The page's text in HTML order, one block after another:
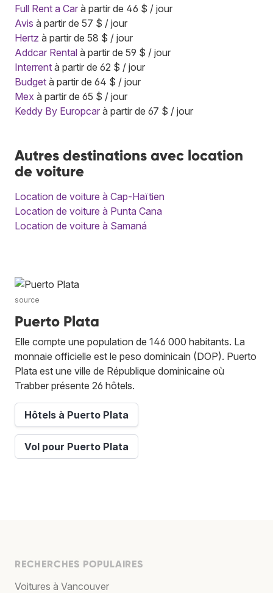
Full Rent a Car à partir de 46 $ / jour
Avis à partir de 57 $ / jour
Hertz à partir de 58 $ / jour
Addcar Rental à partir de 59 $ / jour
Interrent à partir de 62 $ / jour
Budget à partir de 64 $ / jour
Mex à partir de 65 $ / jour
Keddy By Europcar à partir de 67 $ / jour
Autres destinations avec location
de voiture
Location de voiture à Cap-Haïtien
Location de voiture à Punta Cana
Location de voiture à Samaná
source
Puerto Plata
Elle compte une population de 146 000 habitants. La
monnaie officielle est le peso dominicain (DOP). Puerto
Plata est une ville de République dominicaine où
Trabber présente 26 hôtels.
Hôtels à Puerto Plata
Vol pour Puerto Plata
RECHERCHES POPULAIRES
Voitures à Vancouver